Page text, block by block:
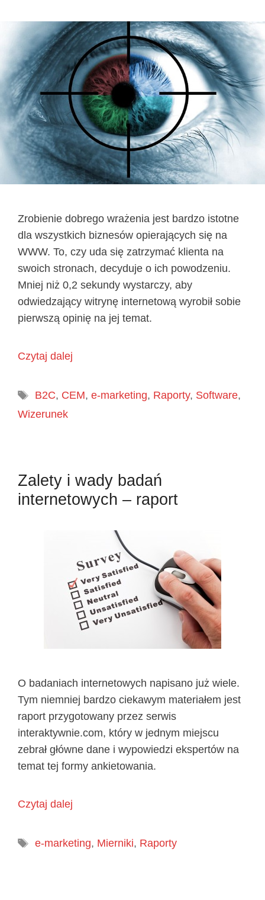
Zrobienie dobrego wrażenia jest bardzo istotne
dla wszystkich biznesów opierających się na
WWW. To, czy uda się zatrzymać klienta na
swoich stronach, decyduje o ich powodzeniu.
Mniej niż 0,2 sekundy wystarczy, aby
odwiedzający witrynę internetową wyrobił sobie
pierwszą opinię na jej temat.
Czytaj dalej
Tagi
B2C, CEM, e-marketing, Raporty, Software,
Wizerunek
Zalety i wady badań
internetowych – raport
O badaniach internetowych napisano już wiele.
Tym niemniej bardzo ciekawym materiałem jest
raport przygotowany przez serwis
interaktywnie.com, który w jednym miejscu
zebrał główne dane i wypowiedzi ekspertów na
temat tej formy ankietowania.
Czytaj dalej
Tagi
e-marketing, Mierniki, Raporty